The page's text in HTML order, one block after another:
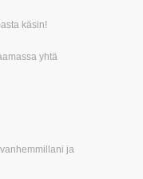
käsin!
yhtä
ja